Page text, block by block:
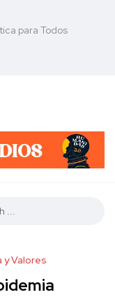
para Todos
y Valores